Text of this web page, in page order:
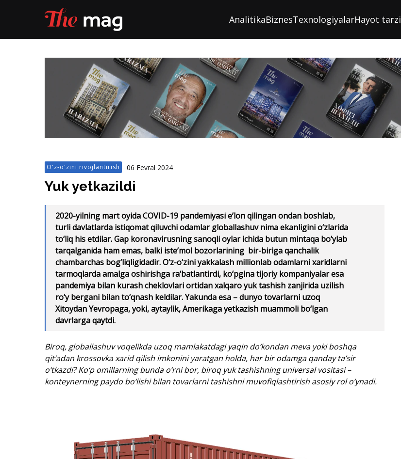
AnalitikaBiznesTexnologiyalarHayot tarzi
O'z-o'zini rivojlantirish 06 Fevral 2024
Yuk yetkazildi
2020-yilning mart oyida COVID-19 pandemiyasi e’lon qilingan ondan boshlab,
turli davlatlarda istiqomat qiluvchi odamlar globallashuv nima ekanligini o‘zlarida
to‘liq his etdilar. Gap koronavirusning sanoqli oylar ichida butun mintaqa bo‘ylab
tarqalganida ham emas, balki iste’mol bozorlarining bir-biriga qanchalik
chambarchas bog‘liqligidadir. O‘z-o‘zini yakkalash millionlab odamlarni xaridlarni
tarmoqlarda amalga oshirishga ra‘batlantirdi, ko‘pgina tijoriy kompaniyalar esa
pandemiya bilan kurash cheklovlari ortidan xalqaro yuk tashish zanjirida uzilish
ro‘y bergani bilan to‘qnash keldilar. Yakunda esa – dunyo tovarlarni uzoq
Xitoydan Yevropaga, yoki, aytaylik, Amerikaga yetkazish muammoli bo‘lgan
davrlarga qaytdi.
Biroq, globallashuv voqelikda uzoq mamlakatdagi yaqin do‘kondan meva yoki boshqa
qit’adan krossovka xarid qilish imkonini yaratgan holda, har bir odamga qanday ta’sir
o‘tkazdi? Ko‘p omillarning bunda o‘rni bor, biroq yuk tashishning universal vositasi –
konteynerning paydo bo‘lishi bilan tovarlarni tashishni muvofiqlashtirish asosiy rol o‘ynadi.